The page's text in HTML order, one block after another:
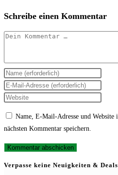
Schreibe einen Kommentar
Kommentar
Gib
deinen
Namen
Benutzernamen
Kommentieren
Gib
deine
zum
Gib
ein
Name, E-Mail-Adresse und Website
nächsten Kommentar speichern.
Verpasse keine Neuigkeiten &